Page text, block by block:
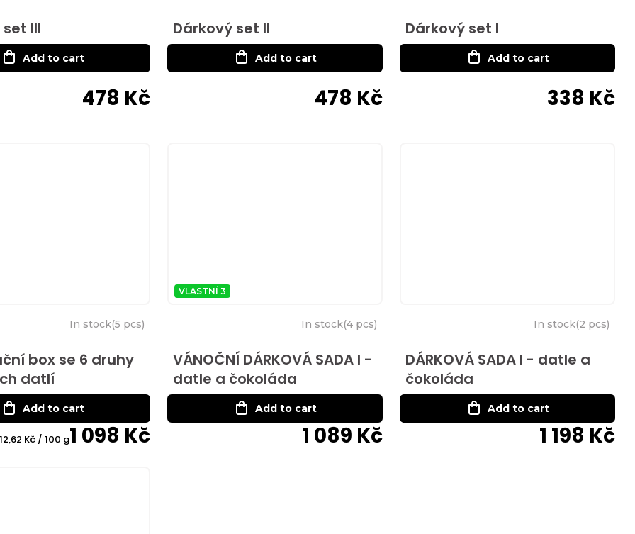
III
478 Kč
Add to cart
Dárkový set II
478 Kč
Add to cart
Dárkový set I
338 Kč
Add to cart
box se 6 druhy
datlí
In stock(5 pcs)
1 098 Kč
Kč / 100 g
Add to cart
VLASTNÍ 3
VÁNOČNÍ DÁRKOVÁ SADA I -
datle a čokoláda
In stock(4 pcs)
1 089 Kč
Add to cart
DÁRKOVÁ SADA I - datle a
čokoláda
In stock(2 pcs)
1 198 Kč
Add to cart